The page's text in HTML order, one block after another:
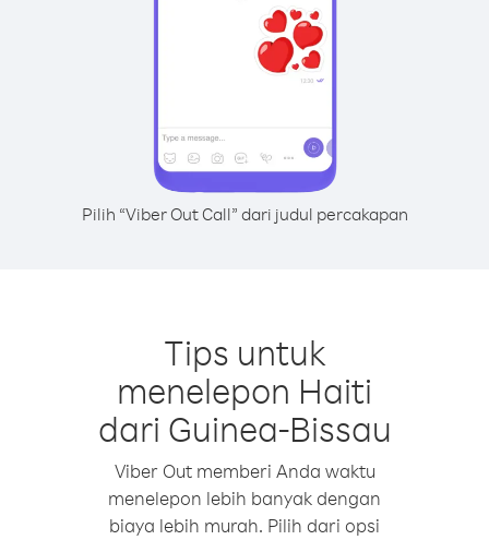
Pilih “Viber Out Call” dari judul percakapan
Tips untuk
menelepon Haiti
dari Guinea-Bissau
Viber Out memberi Anda waktu
menelepon lebih banyak dengan
biaya lebih murah. Pilih dari opsi